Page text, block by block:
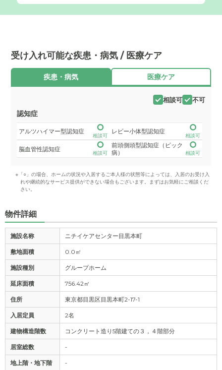
受け入れ可能な疾患・病気 / 医療ケア
疾患・病気 医療ケア
相談可 不可
認知症
アルツハイマー型認知症
相談可
レビー小体型認知症
相談可
脳血管性認知症
相談可
前頭側頭型認知症（ピック
病）
相談可
※「○」の場合、ホームの状況や入居するご本人様の状態等によっては、入居のお受け入
れや継続的なサービス提供ができない場合もございます。まずはお気軽にご相談くだ
さい。
物件詳細
施設名称 ニチイケアセンター目黒本町
敷地面積 0.0㎡
施設種別 グループホーム
延床面積 756.42㎡
住所 東京都目黒区目黒本町2-17-1
入居定員 2名
建物構造階数 コンクリート造り5階建ての３，４階部分
居室総数 -
地上階・地下階 -